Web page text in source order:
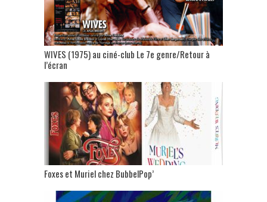
WIVES (1975) au ciné-club Le 7e genre/Retour à
l’écran
Foxes et Muriel chez BubbelPop’